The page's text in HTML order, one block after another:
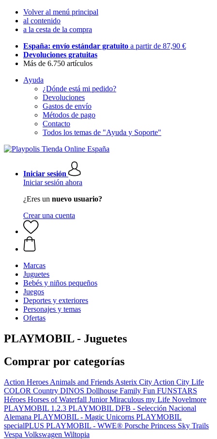
Volver al menú principal
al contenido
a la cesta de la compra
España: envío estándar gratuito a partir de 87,90 €
Devoluciones gratuitas
Más de 6.750 artículos
Ayuda
¿Dónde está mi pedido?
Devoluciones
Gastos de envío
Métodos de pago
Contacto
Todos los temas de "Ayuda y Soporte"
Iniciar sesión
Iniciar sesión ahora
¿Eres un nuevo usuario?
Crear una cuenta
Marcas
Juguetes
Bebés y niños pequeños
Juegos
Deportes y exteriores
Personajes y temas
Ofertas
PLAYMOBIL - Juguetes
Comprar por categorías
Action Heroes Animals and Friends Asterix City Action City Life
COLOR Country DINOS Dollhouse Family Fun FUNSTARS
Héroes Horses of Waterfall Junior Miraculous my Life Novelmore
PLAYMOBIL 1.2.3 PLAYMOBIL DFB - Selección Nacional
Alemana PLAYMOBIL - Magic Unicorns PLAYMOBIL
specialPLUS PLAYMOBIL - WWE® Porsche Princess Sky Trails
Vespa Volkswagen Wiltopia